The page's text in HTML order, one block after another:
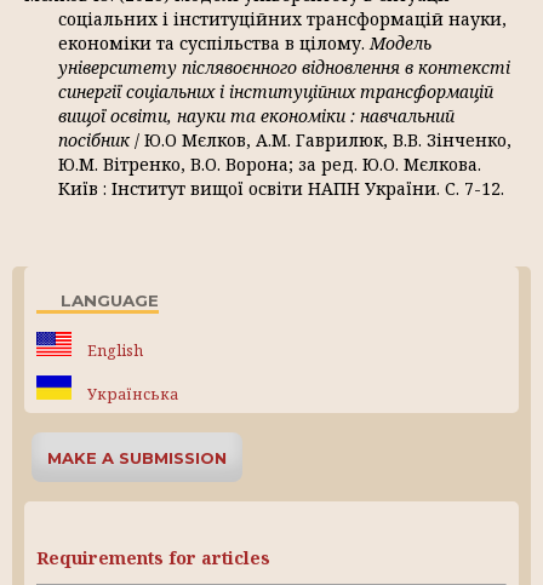
соціальних і інституційних трансформацій науки,
економіки та суспільства в цілому.Модель
університету післявоєнного відновлення в контексті
синергії соціальних і інституційних трансформацій
вищої освіти, науки та економіки : навчальний
посібник / Ю.О Мєлков, А.М. Гаврилюк, В.В. Зінченко,
Ю.М. Вітренко, В.О. Ворона; за ред. Ю.О. Мєлкова.
Київ : Інститут вищої освіти НАПН України. С. 7-12.
LANGUAGE
English
Українська
MAKE A SUBMISSION
Requirements for articles